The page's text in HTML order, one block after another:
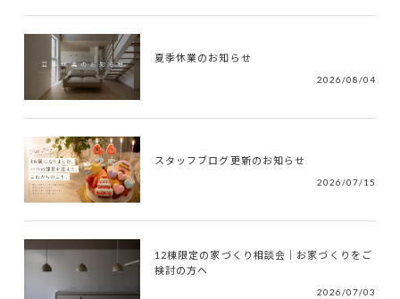
夏季休業のお知らせ
2026/08/04
スタッフブログ更新のお知らせ
2026/07/15
12棟限定の家づくり相談会｜お家づくりをご
検討の方へ
2026/07/03